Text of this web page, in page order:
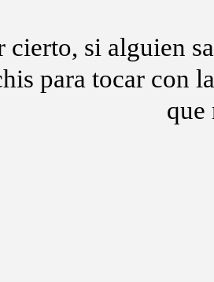
cierto, si alguien
para tocar con
que